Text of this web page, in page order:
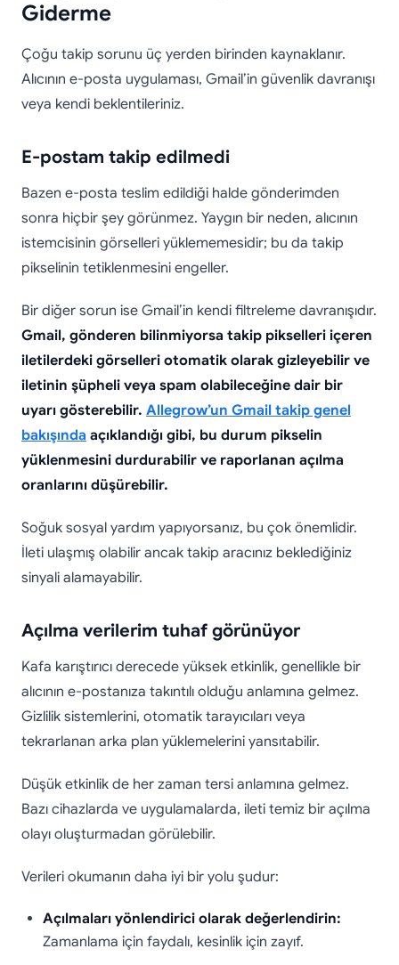
Giderme
Çoğu takip sorunu üç yerden birinden kaynaklanır.
Alıcının e-posta uygulaması, Gmail’in güvenlik davranışı
veya kendi beklentileriniz.
E-postam takip edilmedi
Bazen e-posta teslim edildiği halde gönderimden
sonra hiçbir şey görünmez. Yaygın bir neden, alıcının
istemcisinin görselleri yüklememesidir; bu da takip
pikselinin tetiklenmesini engeller.
Bir diğer sorun ise Gmail’in kendi filtreleme davranışıdır.
Gmail, gönderen bilinmiyorsa takip pikselleri içeren
iletilerdeki görselleri otomatik olarak gizleyebilir ve
iletinin şüpheli veya spam olabileceğine dair bir
uyarı gösterebilir. Allegrow’un Gmail takip genel
bakışında açıklandığı gibi, bu durum pikselin
yüklenmesini durdurabilir ve raporlanan açılma
oranlarını düşürebilir.
Soğuk sosyal yardım yapıyorsanız, bu çok önemlidir.
İleti ulaşmış olabilir ancak takip aracınız beklediğiniz
sinyali alamayabilir.
Açılma verilerim tuhaf görünüyor
Kafa karıştırıcı derecede yüksek etkinlik, genellikle bir
alıcının e-postanıza takıntılı olduğu anlamına gelmez.
Gizlilik sistemlerini, otomatik tarayıcıları veya
tekrarlanan arka plan yüklemelerini yansıtabilir.
Düşük etkinlik de her zaman tersi anlamına gelmez.
Bazı cihazlarda ve uygulamalarda, ileti temiz bir açılma
olayı oluşturmadan görülebilir.
Verileri okumanın daha iyi bir yolu şudur:
Açılmaları yönlendirici olarak değerlendirin:
Zamanlama için faydalı, kesinlik için zayıf.